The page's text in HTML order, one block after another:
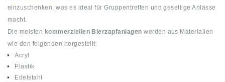
einzuschenken, was es ideal für Gruppentreffen und gesellige Anlässe
macht.
Die meisten kommerziellen Bierzapfanlagen werden aus Materialien
wie den folgenden hergestellt:
Acryl
Plastik
Edelstahl